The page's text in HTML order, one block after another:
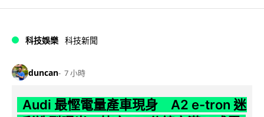
科技娛樂 科技新聞
duncan 7 小時
Audi 最慳電量產車現身 A2 e-tron 迷